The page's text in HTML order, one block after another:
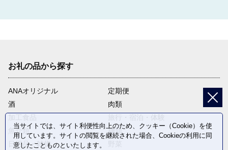
お礼の品から探す
ANAオリジナル
定期便
酒
肉類
魚介類
麺類
日用品・雑貨
当サイトでは、サイト利便性向上のため、クッキー（Cookie）を使
用しています。サイトの閲覧を継続された場合、Cookieの利用に同
意したことものといたします。